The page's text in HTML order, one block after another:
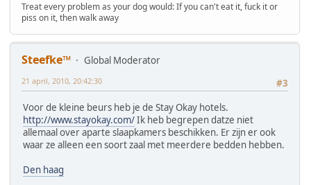
Treat every problem as your dog would: If you can't eat it, fuck it or
piss on it, then walk away
Steefke™
Global Moderator
#3
21 april, 2010, 20:42:30
Voor de kleine beurs heb je de Stay Okay hotels.
http://www.stayokay.com/Ik heb begrepen datze niet
allemaal over aparte slaapkamers beschikken. Er zijn er ook
waar ze alleen een soort zaal met meerdere bedden hebben.
Den haag